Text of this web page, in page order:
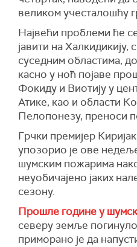
великом учесталошћу
Највећи проблеми ће
јавити на Халкидикију,
суседним областима,
касно у ноћ појаве
Фокиду и Виотију у
Атике, као и области
Пелопонезу, преноси
Грчки премијер
упозорио је ове
шумским пожарима
неуобичајено јаких
сезону.
Прошле године у
северу земље
приморано је да